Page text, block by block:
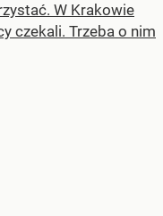
W Krakowie
czekali. Trzeba o nim